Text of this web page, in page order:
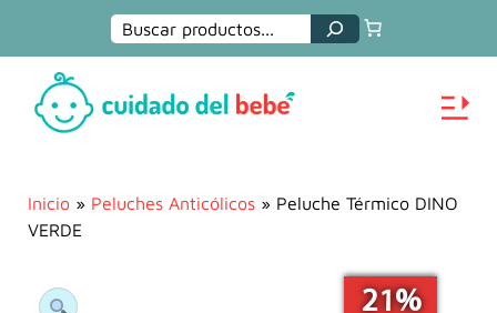
Buscar
Inicio » Peluches Anticólicos » Peluche Térmico DINO
VERDE
21%